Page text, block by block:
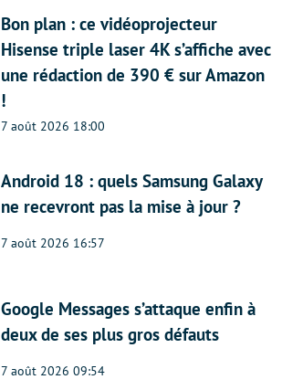
Bon plan : ce vidéoprojecteur
Hisense triple laser 4K s’affiche avec
une rédaction de 390 € sur Amazon
!
7 août 2026 18:00
Android 18 : quels Samsung Galaxy
ne recevront pas la mise à jour ?
7 août 2026 16:57
Google Messages s’attaque enfin à
deux de ses plus gros défauts
7 août 2026 09:54